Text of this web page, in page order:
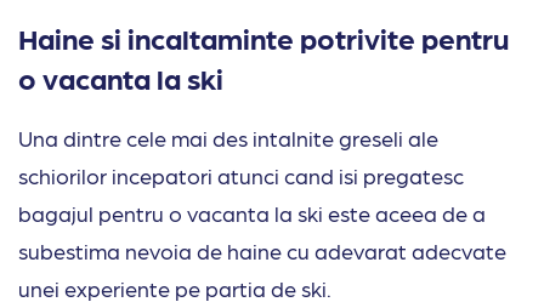
Haine si incaltaminte potrivite pentru
o vacanta la ski
Una dintre cele mai des intalnite greseli ale
schiorilor incepatori atunci cand isi pregatesc
bagajul pentru o vacanta la ski este aceea de a
subestima nevoia de haine cu adevarat adecvate
unei experiente pe partia de ski.